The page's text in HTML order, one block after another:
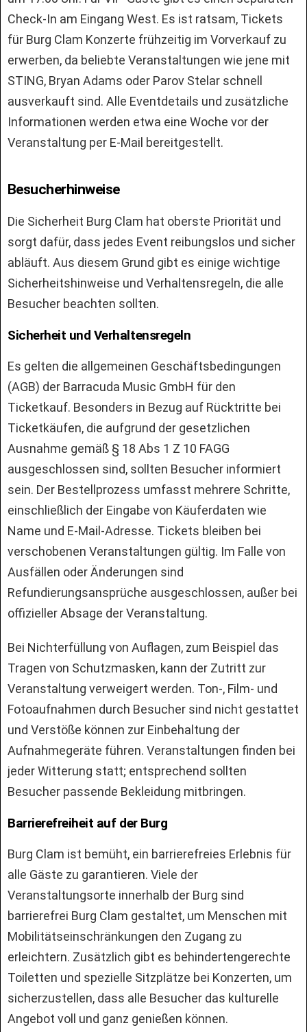
Check-In am Eingang West. Es ist ratsam, Tickets
für Burg Clam Konzerte frühzeitig im Vorverkauf zu
erwerben, da beliebte Veranstaltungen wie jene mit
STING, Bryan Adams oder Parov Stelar schnell
ausverkauft sind. Alle Eventdetails und zusätzliche
Informationen werden etwa eine Woche vor der
Veranstaltung per E-Mail bereitgestellt.
Besucherhinweise
Die Sicherheit Burg Clam hat oberste Priorität und
sorgt dafür, dass jedes Event reibungslos und sicher
abläuft. Aus diesem Grund gibt es einige wichtige
Sicherheitshinweise und Verhaltensregeln, die alle
Besucher beachten sollten.
Sicherheit und Verhaltensregeln
Es gelten die allgemeinen Geschäftsbedingungen
(AGB) der Barracuda Music GmbH für den
Ticketkauf. Besonders in Bezug auf Rücktritte bei
Ticketkäufen, die aufgrund der gesetzlichen
Ausnahme gemäß § 18 Abs 1 Z 10 FAGG
ausgeschlossen sind, sollten Besucher informiert
sein. Der Bestellprozess umfasst mehrere Schritte,
einschließlich der Eingabe von Käuferdaten wie
Name und E-Mail-Adresse. Tickets bleiben bei
verschobenen Veranstaltungen gültig. Im Falle von
Ausfällen oder Änderungen sind
Refundierungsansprüche ausgeschlossen, außer bei
offizieller Absage der Veranstaltung.
Bei Nichterfüllung von Auflagen, zum Beispiel das
Tragen von Schutzmasken, kann der Zutritt zur
Veranstaltung verweigert werden. Ton-, Film- und
Fotoaufnahmen durch Besucher sind nicht gestattet
und Verstöße können zur Einbehaltung der
Aufnahmegeräte führen. Veranstaltungen finden bei
jeder Witterung statt; entsprechend sollten
Besucher passende Bekleidung mitbringen.
Barrierefreiheit auf der Burg
Burg Clam ist bemüht, ein barrierefreies Erlebnis für
alle Gäste zu garantieren. Viele der
Veranstaltungsorte innerhalb der Burg sind
barrierefrei Burg Clam gestaltet, um Menschen mit
Mobilitätseinschränkungen den Zugang zu
erleichtern. Zusätzlich gibt es behindertengerechte
Toiletten und spezielle Sitzplätze bei Konzerten, um
sicherzustellen, dass alle Besucher das kulturelle
Angebot voll und ganz genießen können.